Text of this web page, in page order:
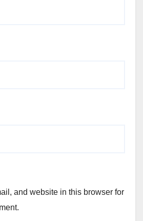
and website in this browser for